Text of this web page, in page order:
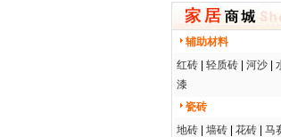
辅助材料
红砖
轻质砖 河沙
漆
瓷砖
地砖
墙砖 花砖 马